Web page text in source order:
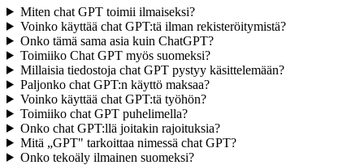
Miten chat GPT toimii ilmaiseksi?
Voinko käyttää chat GPT:tä ilman rekisteröitymistä?
Onko tämä sama asia kuin ChatGPT?
Toimiiko Chat GPT myös suomeksi?
Millaisia tiedostoja chat GPT pystyy käsittelemään?
Paljonko chat GPT:n käyttö maksaa?
Voinko käyttää chat GPT:tä työhön?
Toimiiko chat GPT puhelimella?
Onko chat GPT:llä joitakin rajoituksia?
Mitä „GPT" tarkoittaa nimessä chat GPT?
Onko tekoäly ilmainen suomeksi?